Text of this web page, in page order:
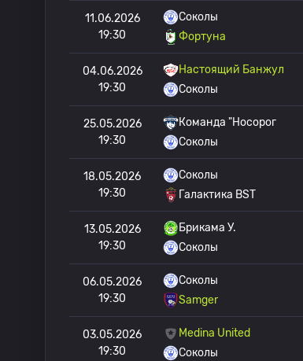
11.06.2026
19:30
Соколы
Фортуна
04.06.2026
19:30
Настоящий Банжул
Соколы
25.05.2026
19:30
Команда "Носорог
Соколы
18.05.2026
19:30
Соколы
Галактика BST
13.05.2026
19:30
Брикама У.
Соколы
06.05.2026
19:30
Соколы
Samger
03.05.2026
19:30
Medina United
Соколы